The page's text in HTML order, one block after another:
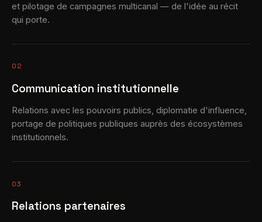
et pilotage de campagnes multicanal — de l'idée au récit
qui porte.
02
Communication institutionnelle
Relations avec les pouvoirs publics, diplomatie d'influence,
portage de politiques publiques auprès des écosystèmes
institutionnels.
03
Relations partenaires